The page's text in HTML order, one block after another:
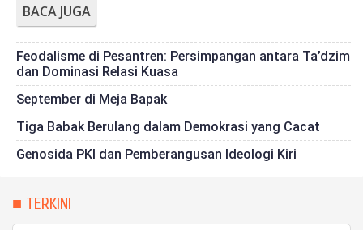
BACA JUGA
Feodalisme di Pesantren: Persimpangan antara Ta’dzim
dan Dominasi Relasi Kuasa
September di Meja Bapak
Tiga Babak Berulang dalam Demokrasi yang Cacat
Genosida PKI dan Pemberangusan Ideologi Kiri
■ TERKINI